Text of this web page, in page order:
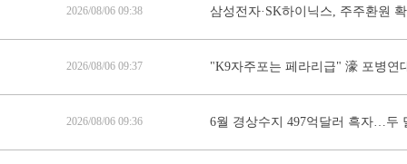
2026/08/06 09:38 삼성전자·SK하이닉스, 주주환원
2026/08/06 09:37 "K9자주포는 페라리급" 濠 포병연
2026/08/06 09:36 6월 경상수지 497억달러 흑자…두